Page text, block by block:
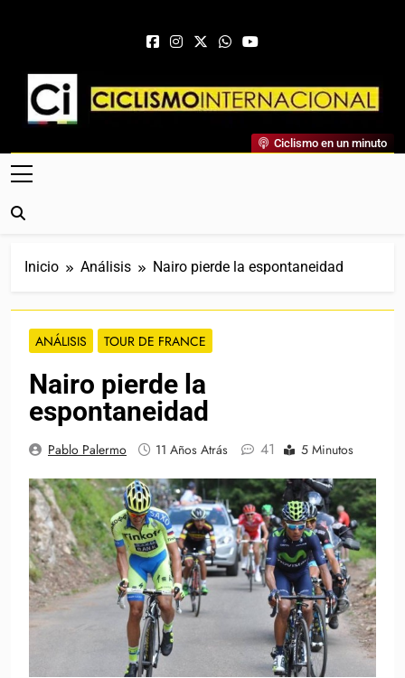
Ciclismo Internacional
Web Dedicada Al Ciclismo Mundial. Entrevistas, Análisis,
Crónicas, Previas Y Más. La Web Ciclista De Referencia.
Ciclismo en un minuto
Inicio Análisis Nairo pierde la espontaneidad
ANÁLISIS TOUR DE FRANCE
Nairo pierde la
espontaneidad
Pablo Palermo 11 Años Atrás 41 5 Minutos